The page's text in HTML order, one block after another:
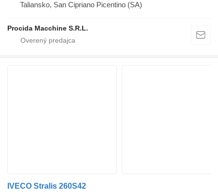
Taliansko, San Cipriano Picentino (SA)
Procida Macchine S.R.L.
IVECO Stralis 260S42